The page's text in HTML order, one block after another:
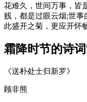
花难久，世间万事，皆
贱，都是过眼云烟;世
此盛开之菊，更应开怀
霜降时节的诗词
《送朴处士归新罗》
顾非熊